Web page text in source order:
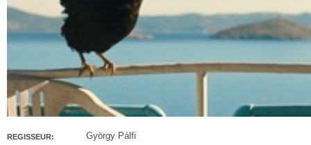
REGISSEUR: György Pálfi